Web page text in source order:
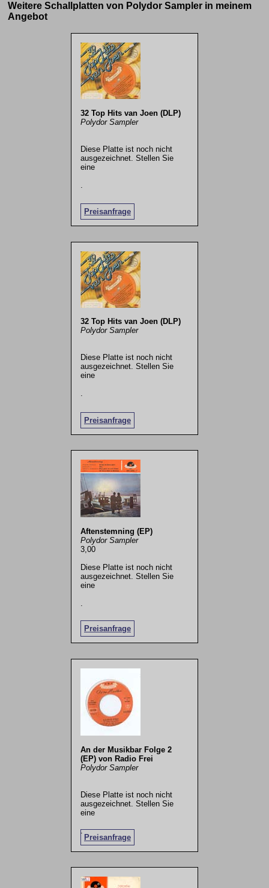
Weitere Schallplatten von Polydor Sampler in meinem
Angebot
32 Top Hits van Joen (DLP)
Polydor Sampler
Diese Platte ist noch nicht
ausgezeichnet. Stellen Sie
eine
Preisanfrage
32 Top Hits van Joen (DLP)
Polydor Sampler
Diese Platte ist noch nicht
ausgezeichnet. Stellen Sie
eine
Preisanfrage
.
Aftenstemning (EP)
Polydor Sampler
3,00
Diese Platte ist noch nicht
ausgezeichnet. Stellen Sie
eine
Preisanfrage
An der Musikbar Folge 2
(EP) von Radio Frei
Polydor Sampler
Diese Platte ist noch nicht
ausgezeichnet. Stellen Sie
eine
Preisanfrage
.